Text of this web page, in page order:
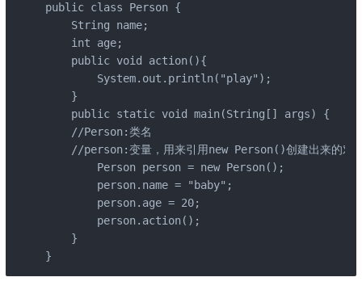
public class Person {
    String name;
    int age;
    public void action(){
        System.out.println("play");
    }
    public static void main(String[] args) {
    //Person:类名
//person:变量，用来引用new Person()创建出来的对
        Person person = new Person();
        person.name = "baby";
        person.age = 20;
        person.action();
    }
}